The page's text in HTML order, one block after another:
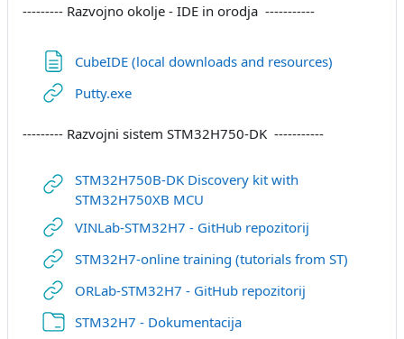
--------- Razvojno okolje - IDE in orodja -----------
CubeIDE (local downloads and resources)Stran
Putty.exeURL
--------- Razvojni sistem STM32H750-DK -----------
STM32H750B-DK Discovery kit with
STM32H750XB MCUURL
VINLab-STM32H7 - GitHub repozitorijURL
STM32H7-online training (tutorials from ST)URL
ORLab-STM32H7 - GitHub repozitorijURL
STM32H7 - DokumentacijaMapa